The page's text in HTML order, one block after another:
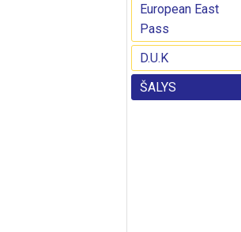
European East
Pass
D.U.K
ŠALYS